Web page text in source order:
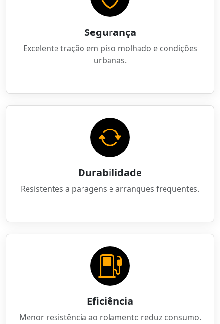
Segurança
Excelente tração em piso molhado e condições
urbanas.
Durabilidade
Resistentes a paragens e arranques frequentes.
Eficiência
Menor resistência ao rolamento reduz consumo.